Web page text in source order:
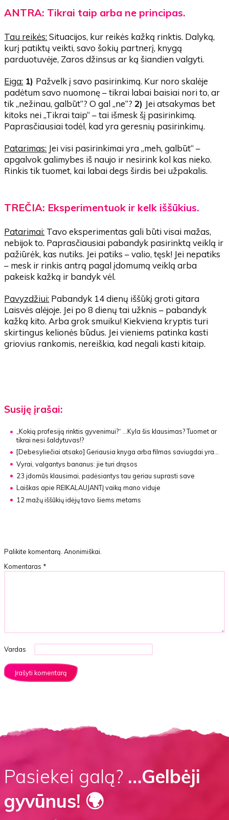
ANTRA: Tikrai taip arba ne principas.
Tau reikės:Situacijos, kur reikės kažką rinktis. Dalyką,
kurį patiktų veikti, savo šokių partnerį, knygą
parduotuvėje, Zaros džinsus ar ką šiandien valgyti.
Eiga: 1) Pažvelk į savo pasirinkimą. Kur noro skalėje
padėtum savo nuomonę – tikrai labai baisiai nori to, ar
tik „nežinau, galbūt“? O gal „ne“?2) Jei atsakymas bet
kitoks nei „Tikrai taip“ – tai išmesk šį pasirinkimą.
Paprasčiausiai todėl, kad yra geresnių pasirinkimų.
Patarimas: Jei visi pasirinkimai yra „meh, galbūt“ –
apgalvok galimybes iš naujo ir nesirink kol kas nieko.
Rinkis tik tuomet, kai labai degs širdis bei užpakalis.
TREČIA: Eksperimentuok ir kelk iššūkius.
Patarimai: Tavo eksperimentas gali būti visai mažas,
nebijok to. Paprasčiausiai pabandyk pasirinktą veiklą ir
pažiūrėk, kas nutiks. Jei patiks – valio, tęsk! Jei nepatiks
– mesk ir rinkis antrą pagal įdomumą veiklą arba
pakeisk kažką ir bandyk vėl.
Pavyzdžiui: Pabandyk 14 dienų iššūkį groti gitara
Laisvės alėjoje. Jei po 8 dienų tai užknis – pabandyk
kažką kito. Arba grok smuiku! Kiekviena kryptis turi
skirtingus kelionės būdus. Jei vieniems patinka kasti
griovius rankomis, nereiškia, kad negali kasti kitaip.
Susiję įrašai:
„Kokią profesiją rinktis gyvenimui?“
…Kyla šis klausimas? Tuomet ar
tikrai nesi šaldytuvas!?
[Debesyliečiai atsako] Geriausia knyga arba filmas saviugdai yra…
Vyrai, valgantys bananus:jie turi drąsos
23 įdomūs klausimai, padėsiantys tau geriau suprasti save
Laiškas apie REIKALAUJANTĮ vaiką mano viduje
12 mažų iššūkių idėjų tavo šiems metams
Palikite komentarą. Anonimiškai.
Komentaras *
Vardas
Pasiekei galą? …Gelbėji
gyvūnus! 🌍